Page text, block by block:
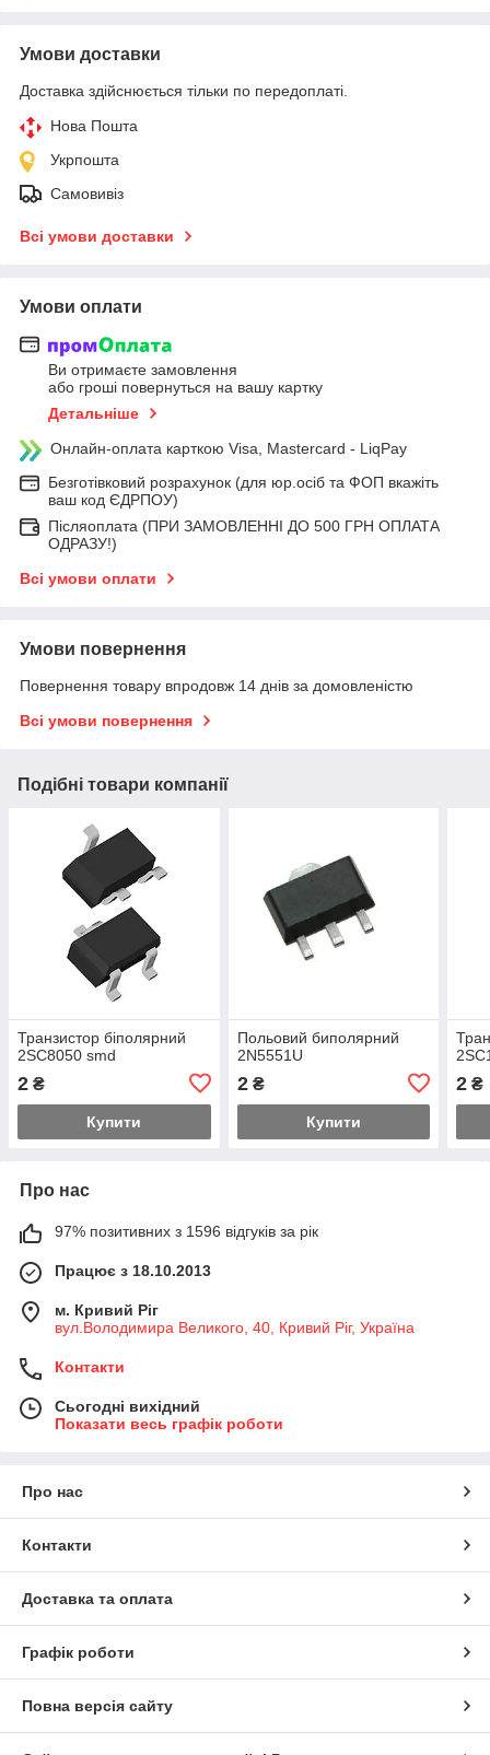
Умови доставки
Доставка здійснюється тільки по передоплаті.
Нова Пошта
Укрпошта
Самовивіз
Всі умови доставки
Умови оплати
Ви отримаєте замовлення
або гроші повернуться на вашу картку
Детальніше
Онлайн-оплата карткою Visa, Mastercard - LiqPay
Безготівковий розрахунок (для юр.осіб та ФОП вкажіть
ваш код ЄДРПОУ)
Післяоплата (ПРИ ЗАМОВЛЕННІ ДО 500 ГРН ОПЛАТА
ОДРАЗУ!)
Всі умови оплати
Умови повернення
Повернення товару впродовж 14 днів за домовленістю
Всі умови повернення
Подібні товари компанії
Транзистор біполярний
2SC8050 smd
2 ₴
Купити
Польовий биполярний
2N5551U
2₴
Купити
2 ₴
Про нас
97% позитивних з 1596 відгуків за рік
Працює з 18.10.2013
м. Кривий Ріг
вул.Володимира Великого, 40, Кривий Ріг, Україна
Контакти
Сьогодні вихідний
Показати весь графік роботи
Про нас
Контакти
Доставка та оплата
Графік роботи
Повна версія сайту